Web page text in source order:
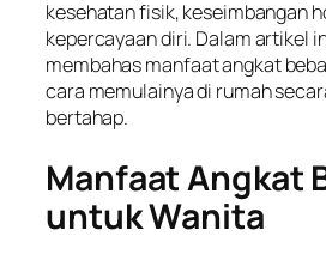
kesehatan fisik, keseimbangan
kepercayaan diri. Dalam artikel
membahas manfaat angkat
cara memulainya di rumah
bertahap.
Manfaat Angkat
untuk Wanita